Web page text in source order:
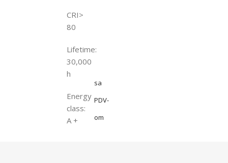
CRI>
80
Lifetime:
30,000
h
Energy
class:
A +
sa
PDV-
om